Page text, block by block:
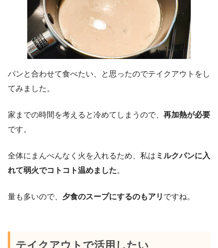
パンと合わせて食べたい、と思ったのでテイクアウトをし
てみました。
家までの時間を考えると冷めてしまうので、 再加熱が必要
です。
全体にまんべんなく火を入れるため、私は ミルクパンに入
れて弱火でコトコト温めました。
量も多いので、 夕食のスープにするのもアリ ですね。
テイクアウトで活用したい